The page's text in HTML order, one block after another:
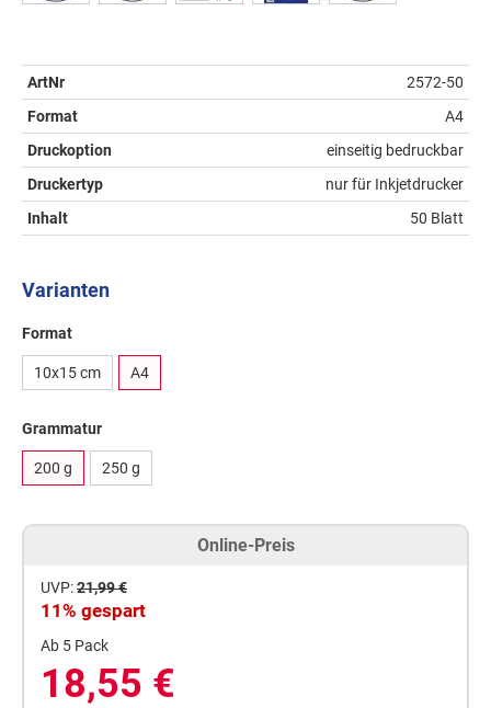
ArtNr
2572-50
Format
A4
Druckoption
einseitig bedruckbar
Druckertyp
nur für Inkjetdrucker
Inhalt
50 Blatt
Varianten
Format
10x15 cm A4
Grammatur
200 g 250 g
Online-Preis
UVP:21,99 €
11% gespart
Ab 5 Pack
18,55 €